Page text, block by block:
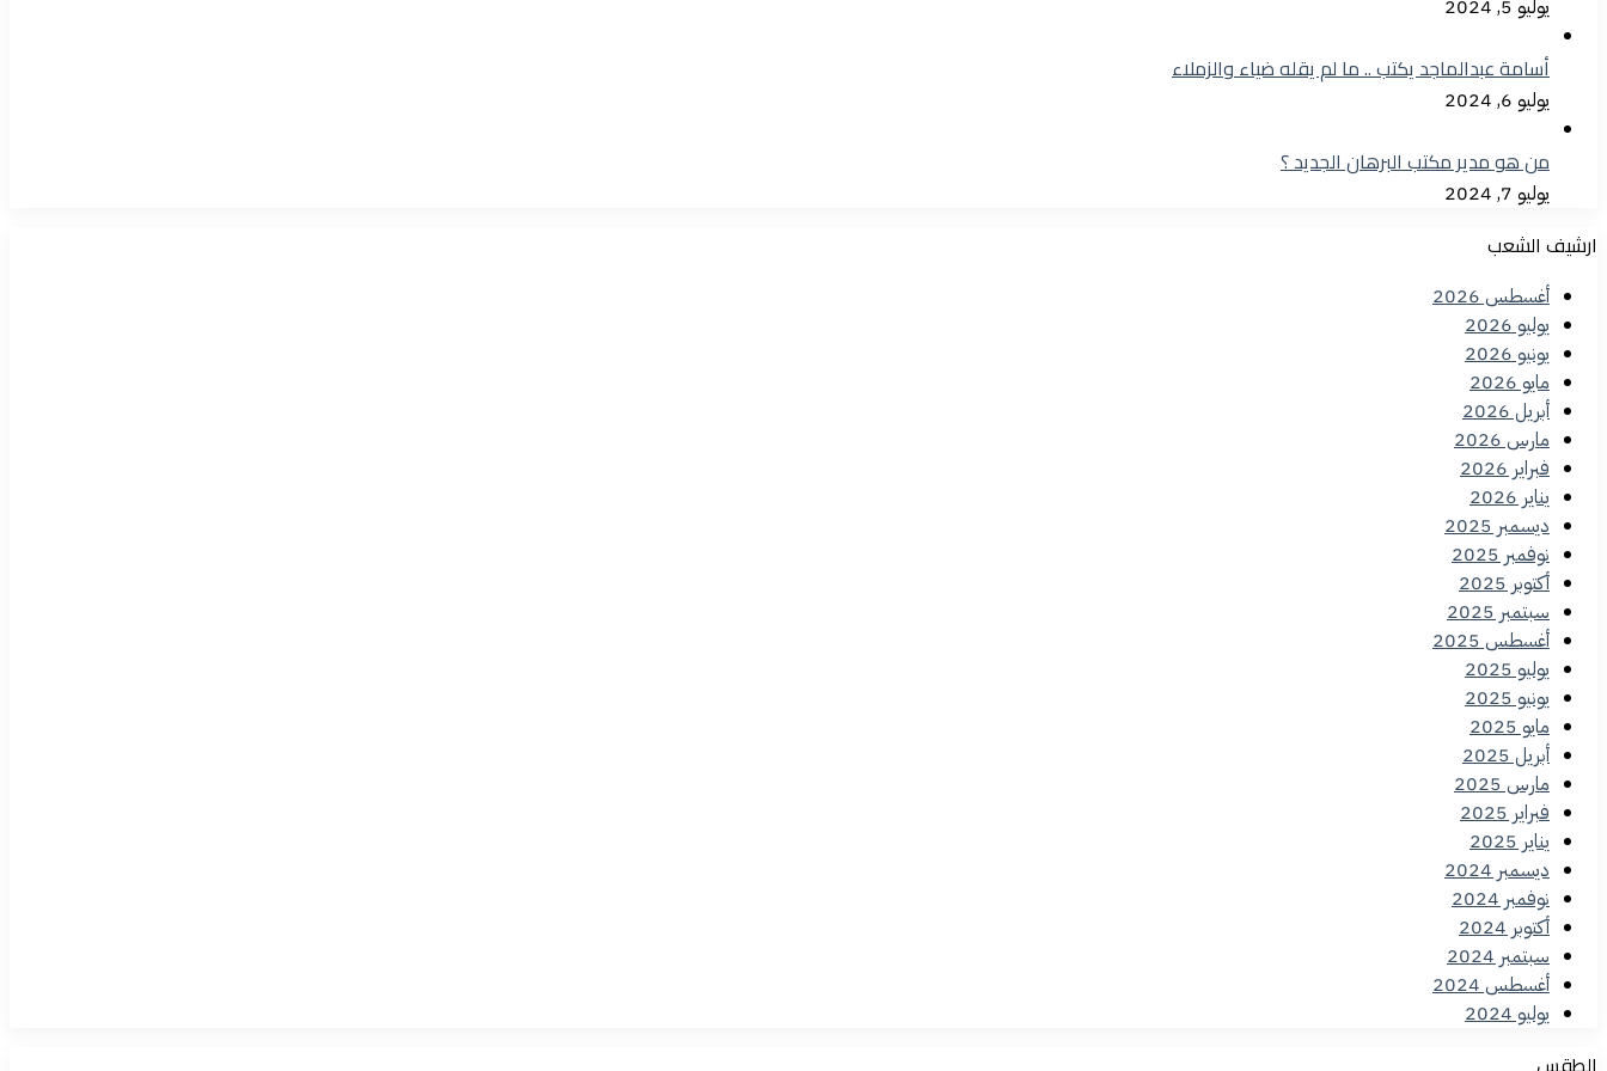
يوليو 5, 2024
أسامة عبدالماجد يكتب .. ما لم يقله ضياء والزملاء
يوليو 6, 2024
من هو مدير مكتب البرهان الجديد ؟
يوليو 7, 2024
ارشيف الشعب
أغسطس 2026
يوليو 2026
يونيو 2026
مايو 2026
أبريل 2026
مارس 2026
فبراير 2026
يناير 2026
ديسمبر 2025
نوفمبر 2025
أكتوبر 2025
سبتمبر 2025
أغسطس 2025
يوليو 2025
يونيو 2025
مايو 2025
أبريل 2025
مارس 2025
فبراير 2025
يناير 2025
ديسمبر 2024
نوفمبر 2024
أكتوبر 2024
سبتمبر 2024
أغسطس 2024
يوليو 2024